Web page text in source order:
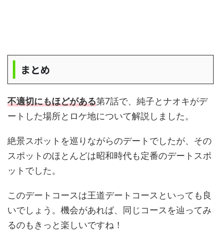
まとめ
不適切にもほどがある第7話で、純子とナオキがデ
ートした場所とロケ地について解説しました。
絶景スポットを巡りながらのデートでしたが、その
スポットのほとんどは昭和時代も定番のデートスポ
ットでした。
このデートコースは王道デートコースといっても良
いでしょう。機会があれば、同じコースを辿ってみ
るのもきっと楽しいですね！